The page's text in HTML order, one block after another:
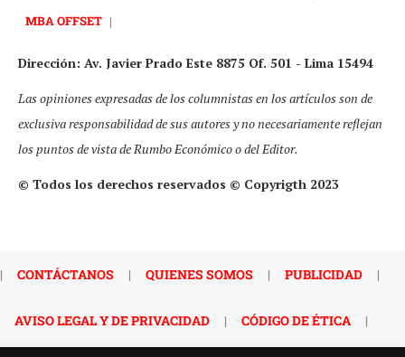
MBA OFFSET |
Dirección: Av. Javier Prado Este 8875 Of. 501 - Lima 15494
Las opiniones expresadas de los columnistas en los artículos son de
exclusiva responsabilidad de sus autores y no necesariamente reflejan
los puntos de vista de Rumbo Económico o del Editor.
© Todos los derechos reservados © Copyrigth 2023
| CONTÁCTANOS | QUIENES SOMOS | PUBLICIDAD |
AVISO LEGAL Y DE PRIVACIDAD | CÓDIGO DE ÉTICA |